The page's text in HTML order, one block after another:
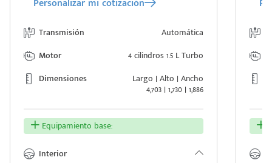
Transmisión
Automática
Motor
4 cilindros 1.5 L Turbo
Dimensiones
Largo | Alto | Ancho
4,703 | 1,730 | 1,886
Equipamiento base:
Interior